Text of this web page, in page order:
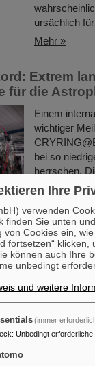
ursächlich
Mehr »
Extrem
für die
Einem
wichtiger
bei so
herrschen.
die
Mehr »
für die
Auch in
enormen
nahmen teil
Ihre
verwenden
finden Sie unten
von Cookies ein,
fortsetzen“
können auch Ihre
unbedingt
und weitere
(immer
: Unbedingt erforderliche